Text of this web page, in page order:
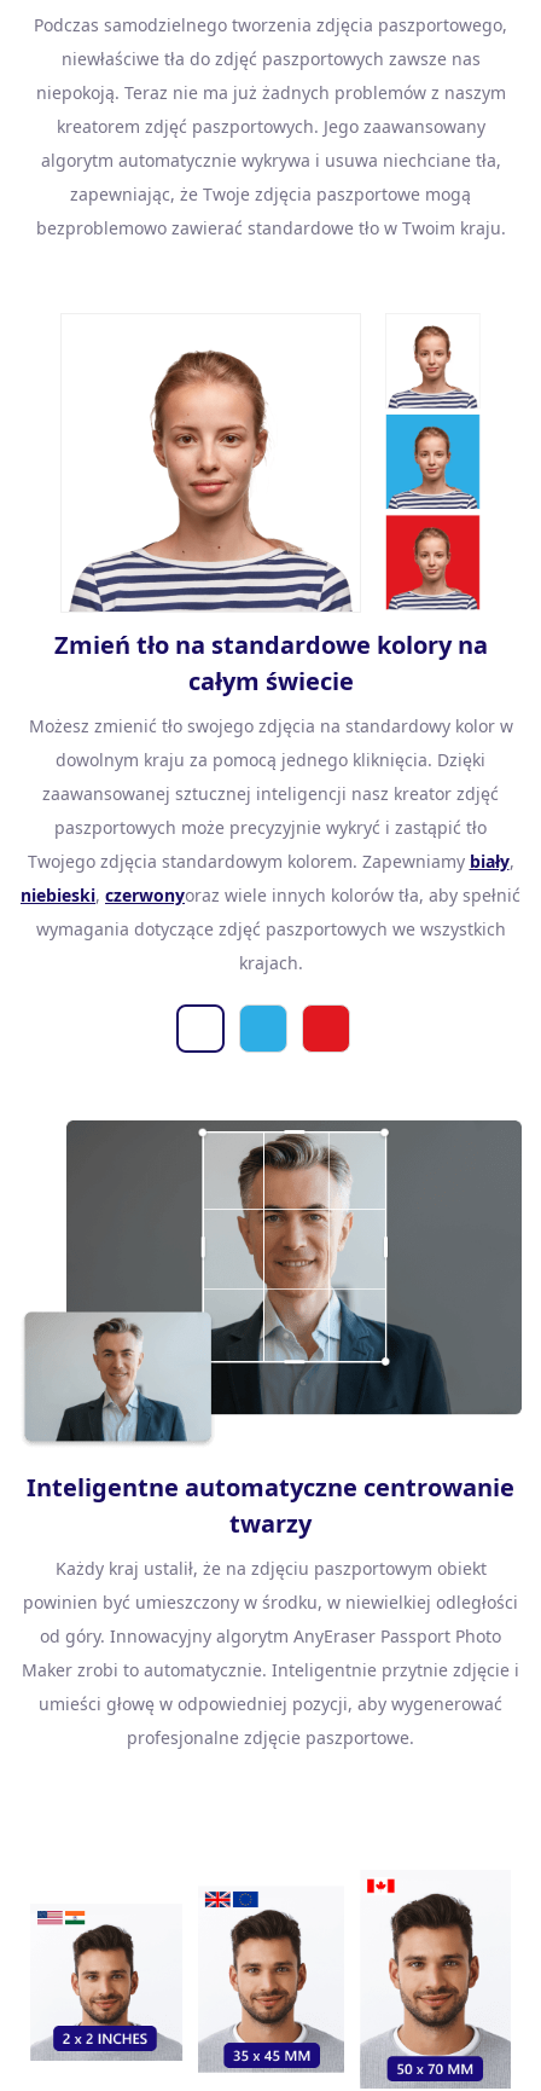
Podczas samodzielnego tworzenia zdjęcia paszportowego,
niewłaściwe tła do zdjęć paszportowych zawsze nas
niepokoją. Teraz nie ma już żadnych problemów z naszym
kreatorem zdjęć paszportowych. Jego zaawansowany
algorytm automatycznie wykrywa i usuwa niechciane tła,
zapewniając, że Twoje zdjęcia paszportowe mogą
bezproblemowo zawierać standardowe tło w Twoim kraju.
Zmień tło na standardowe kolory na
całym świecie
Możesz zmienić tło swojego zdjęcia na standardowy kolor w
dowolnym kraju za pomocą jednego kliknięcia. Dzięki
zaawansowanej sztucznej inteligencji nasz kreator zdjęć
paszportowych może precyzyjnie wykryć i zastąpić tło
Twojego zdjęcia standardowym kolorem. Zapewniamy biały,
niebieski, czerwonyoraz wiele innych kolorów tła, aby spełnić
wymagania dotyczące zdjęć paszportowych we wszystkich
krajach.
Inteligentne automatyczne centrowanie
twarzy
Każdy kraj ustalił, że na zdjęciu paszportowym obiekt
powinien być umieszczony w środku, w niewielkiej odległości
od góry. Innowacyjny algorytm AnyEraser Passport Photo
Maker zrobi to automatycznie. Inteligentnie przytnie zdjęcie i
umieści głowę w odpowiedniej pozycji, aby wygenerować
profesjonalne zdjęcie paszportowe.